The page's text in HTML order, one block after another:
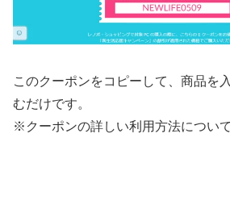
このクーポンをコピーして、商品を
むだけです。
※クーポンの詳しい利用方法につい